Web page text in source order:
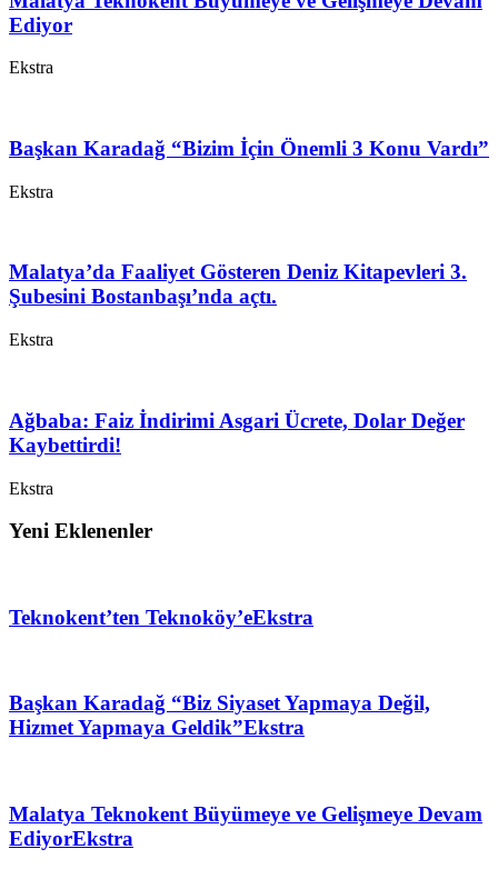
Ediyor
Ekstra
Başkan Karadağ “Bizim İçin Önemli 3 Konu Vardı”
Ekstra
Malatya’da Faaliyet Gösteren Deniz Kitapevleri 3.
Şubesini Bostanbaşı’nda açtı.
Ekstra
Ağbaba: Faiz İndirimi Asgari Ücrete, Dolar Değer
Kaybettirdi!
Ekstra
Yeni Eklenenler
Teknokent’ten Teknoköy’eEkstra
Başkan Karadağ “Biz Siyaset Yapmaya Değil,
Hizmet Yapmaya Geldik”Ekstra
Malatya Teknokent Büyümeye ve Gelişmeye Devam
EdiyorEkstra